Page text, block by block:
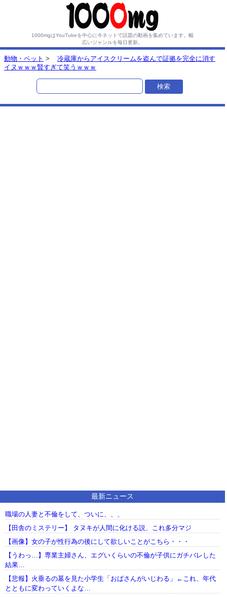
1000mgはYouTubeを中心に今ネットで話題の動画を集めています。 幅
広いジャンルを毎日更新。
動物・ペット >
冷蔵庫からアイスクリームを盗んで証拠を完全に消す
イヌｗｗｗ賢すぎて笑うｗｗｗ
最新ニュース
職場の人妻と不倫をして、ついに、、、
【田舎のミステリー】 タヌキが人間に化ける説、これ多分マジ
【画像】女の子が性行為の後にして欲しいことがこちら・・・
【うわっ…】専業主婦さん、エグいくらいの不倫が子供にガチバレした
結果…
【悲報】火垂るの墓を見た小学生「おばさんがいじわる」←これ、年代
とともに変わっていくよな…